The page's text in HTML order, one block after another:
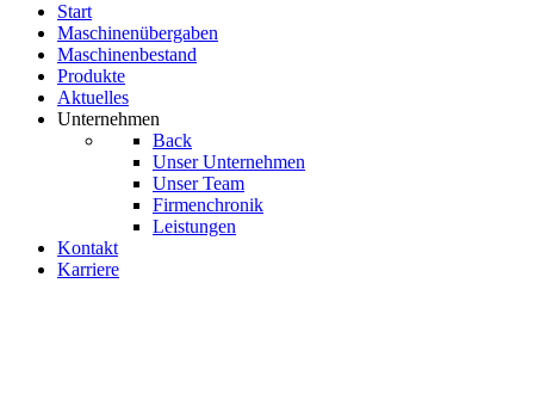
Start
Maschinenübergaben
Maschinenbestand
Produkte
Aktuelles
Unternehmen
Back
Unser Unternehmen
Unser Team
Firmenchronik
Leistungen
Kontakt
Karriere